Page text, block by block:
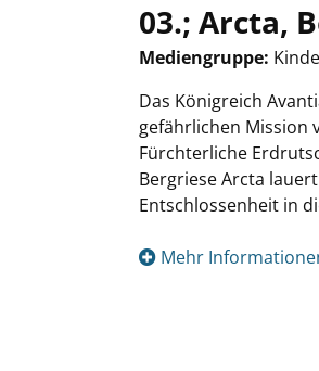
03.; Arcta,
Mediengruppe:
Das Königreich
gefährlichen Mission
Fürchterliche
Bergriese Arcta
Entschlossenheit in
Mehr